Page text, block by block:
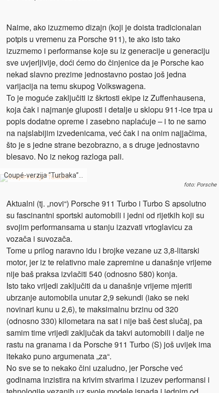
Naime, ako izuzmemo dizajn (koji je doista tradicionalan
potpis u vremenu za Porsche 911), te ako isto tako
izuzmemo i performanse koje su iz generacije u generaciju
sve uvjerljivije, doći ćemo do činjenice da je Porsche kao
nekad slavno prezime jednostavno postao još jedna
varijacija na temu skupog Volkswagena.
To je moguće zaključiti iz škrtosti ekipe iz Zuffenhausena,
koja čak i najmanje gluposti i detalje u sklopu 911-ice trpa u
popis dodatne opreme i zasebno naplaćuje – i to ne samo
na najslabijim izvedenicama, već čak i na onim najjačima,
što je s jedne strane bezobrazno, a s druge jednostavno
blesavo. No iz nekog razloga pali.
Coupé-verzija “Turbaka”…
foto: Porsche
Aktualni (tj. „novi“) Porsche 911 Turbo i Turbo S apsolutno
su fascinantni sportski automobili i jedni od rijetkih koji su
svojim performansama u stanju izazvati vrtoglavicu za
vozača i suvozača.
Tome u prilog naravno idu i brojke vezane uz 3,8-litarski
motor, jer iz te relativno male zapremine u današnje vrijeme
nije baš praksa izvlačiti 540 (odnosno 580) konja.
Isto tako vrijedi zaključiti da u današnje vrijeme mjeriti
ubrzanje automobila unutar 2,9 sekundi (iako se neki
novinari kunu u 2,6), te maksimalnu brzinu od 320
(odnosno 330) kilometara na sat i nije baš čest slučaj, pa
samim time vrijedi zaključak da takvi automobili i dalje ne
rastu na granama i da Porsche 911 Turbo (S) još uvijek ima
itekako puno argumenata „za“.
No sve se to nekako čini uzaludno, jer Porsche već
godinama inzistira na krivim stvarima i izuzev performansi i